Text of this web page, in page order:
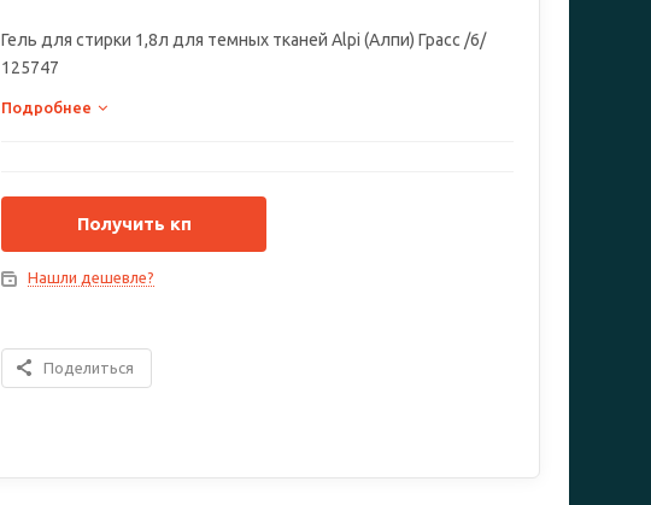
Гель для стирки 1,8л для темных тканей Alpi (Алпи) Грасс /6/
125747
Подробнее
Получить кп
Нашли дешевле?
Поделиться